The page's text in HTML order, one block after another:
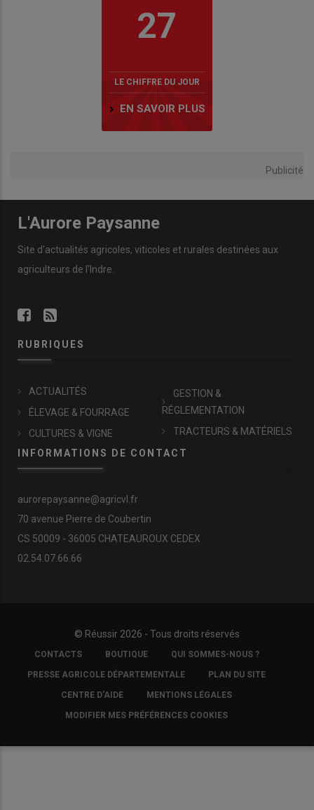
27
LE CHIFFRE DU JOUR
EN SAVOIR PLUS
Publicité
L'Aurore Paysanne
Site d'actualités agricoles, viticoles et rurales destinées aux
agriculteurs de l'Indre.
RUBRIQUES
ACTUALITÉS
ÉLEVAGE & FOURRAGE
CULTURES & VIGNE
GESTION &
RÉGLEMENTATION
TRACTEURS & MATÉRIELS
INFORMATIONS DE CONTACT
aurorepaysanne@agricvl.fr
70 avenue Pierre de Coubertin
CS 50009 - 36005 CHATEAUROUX CEDEX
02.54.07.66.66
© Réussir 2026 - Tous droits réservés
FOOTER
COPYRIGHT
CONTACTS BOUTIQUE QUI SOMMES-NOUS ?
PRESSE AGRICOLE DÉPARTEMENTALE PLAN DU SITE
CENTRE D'AIDE MENTIONS LÉGALES
MODIFIER MES PRÉFÉRENCES COOKIES